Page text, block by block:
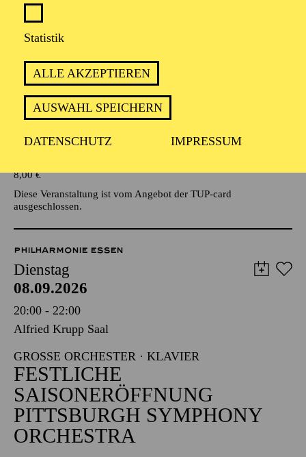
Statistik
ALLE AKZEPTIEREN
AUSWAHL SPEICHERN
DATENSCHUTZ IMPRESSUM
Grillo-Theater
BLICK AUF DEN IRAN –
STIMMEN ZUR AKTUELLEN
LAGE
Veranstalter: Eine Kooperationsveranstaltung mit der Stadt
Essen
8,00€
Diese Veranstaltung ist vom Angebot der TUP-card
ausgeschlossen.
PHILHARMONIE ESSEN
Dienstag
08.09.2026
20:00 - 22:00
Alfried Krupp Saal
GROSSE ORCHESTER · KLAVIER
FESTLICHE
SAISONERÖFFNUNG
PITTSBURGH SYMPHONY
ORCHESTRA